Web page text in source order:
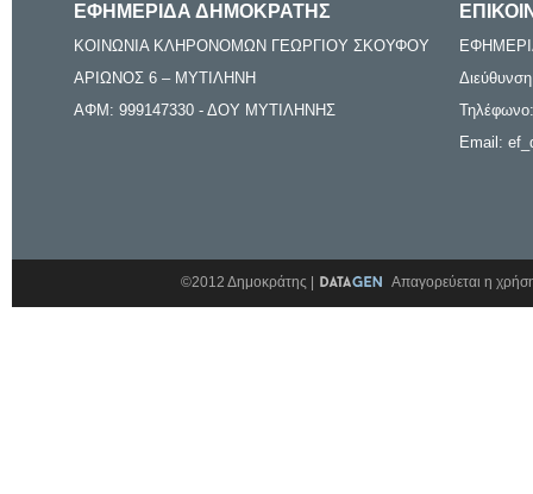
ΕΦΗΜΕΡΙΔΑ ΔΗΜΟΚΡΑΤΗΣ
ΚΟΙΝΩΝΙΑ ΚΛΗΡΟΝΟΜΩΝ ΓΕΩΡΓΙΟΥ ΣΚΟΥΦΟΥ
ΑΡΙΩΝΟΣ 6 – ΜΥΤΙΛΗΝΗ
ΑΦΜ: 999147330 - ΔΟΥ ΜΥΤΙΛΗΝΗΣ
Email:
©2012 Δημοκράτης | Απαγορεύεται η